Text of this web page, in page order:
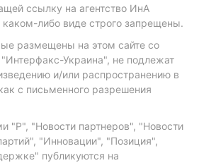
ссылку на агентство ИнА
каком-либо виде строго запрещены.
размещены на этом сайте со
"Интерфакс-Украина", не подлежат
и/или распространению в
с письменного разрешения
"Р", "Новости партнеров", "Новости
"Инновации", "Позиция",
публикуются на